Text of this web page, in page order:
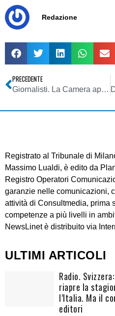
Redazione
PRECEDENTE
Giornalisti. La Camera approva in prima lettura la mini riforma dell’ordine. Molte novità, ma salta parte sul Giurì. Adesso tocca al Senato
Registrato al Tribunale di
Massimo Lualdi, è edito da
Registro Operatori
garanzie nelle comunicazioni,
attività di Consultmedia, prima
competenze a più livelli in
NewsLinet è distribuito via
ULTIMI ARTICOLI
Radio.
riapre la
l’Italia. Ma il
editori